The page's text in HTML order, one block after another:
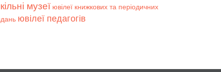
музеї ювілеї книжкових та періодичних
ювілеї педагогів